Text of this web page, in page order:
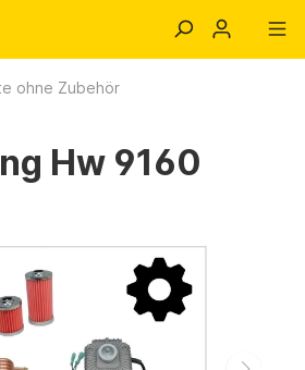
ohne Zubehör
Hw 9160